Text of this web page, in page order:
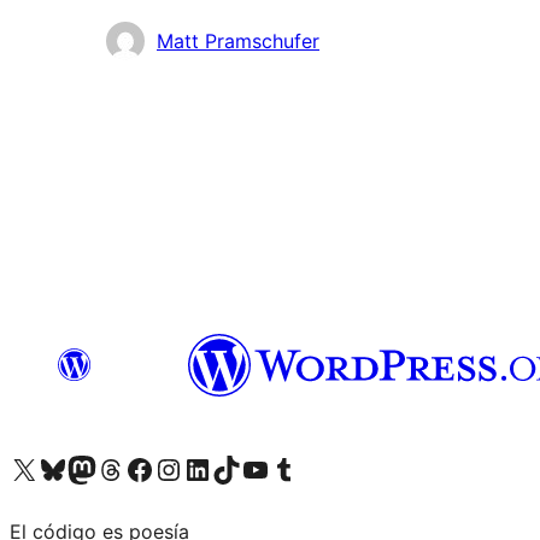
Colaboradores
Matt Pramschufer
Visita nuestra cuenta de X (anteriormente Twitter)
Visita nuestra cuenta de Bluesky
Visita nuestra cuenta de Mastodon
Visita nuestra cuenta de Threads
Visita nuestra página de Facebook
Visita nuestra cuenta de Instagram
Visita nuestra cuenta de LinkedIn
Visita nuestra cuenta de TikTok
Visita nuestro canal de YouTube
Visita nuestra cuenta de Tumblr
El código es poesía